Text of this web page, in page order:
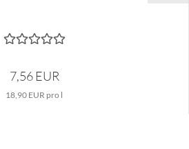
7,56 EUR
18,90 EUR pro l